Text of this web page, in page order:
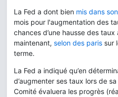
La Fed a dont bien mis dans
mois pour l'augmentation des
chances d’une hausse des
maintenant, selon des paris sur
terme.
La Fed a indiqué qu’en
d’augmenter ses taux lors de
Comité évaluera les progrès